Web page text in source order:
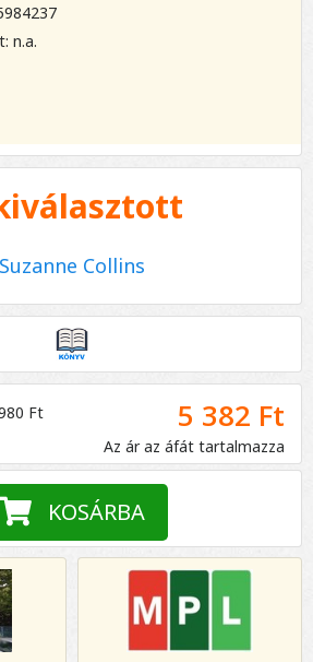
n.a.
Suzanne Collins
Ft
5 382 Ft
Az ár az áfát tartalmazza
KOSÁRBA